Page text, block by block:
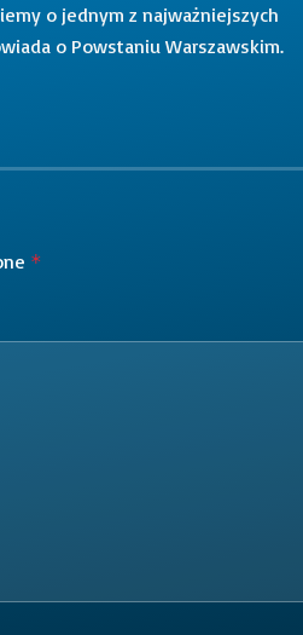
o jednym z najważniejszych
o Powstaniu Warszawskim.
*